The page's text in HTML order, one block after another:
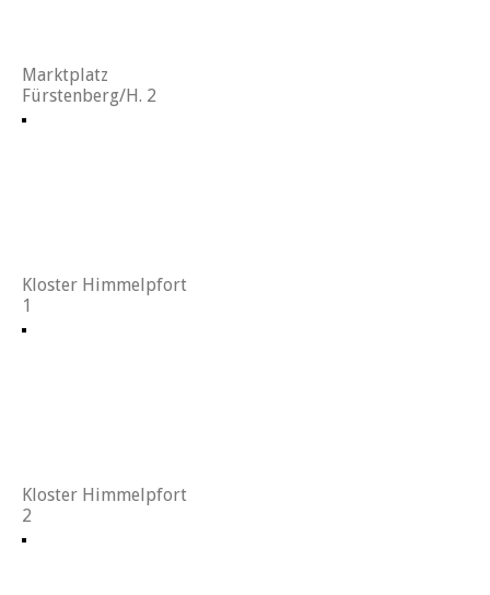
Marktplatz
Fürstenberg/H. 2
Kloster Himmelpfort
1
Kloster Himmelpfort
2